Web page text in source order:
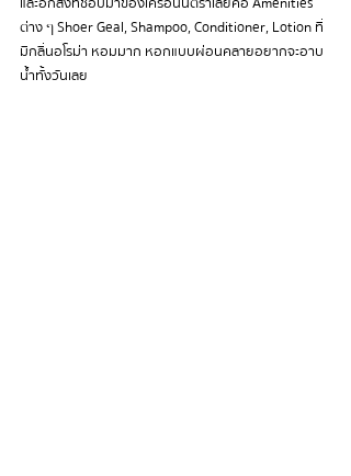
ต่าง ๆ Shoer Geal, Shampoo, Conditioner, Lotion ที่
มีกลิ่นอโรม่า หอมมาก หอกแบบผ่อนคลายอยากจะอาบ
น้ำทั้งวันเลย